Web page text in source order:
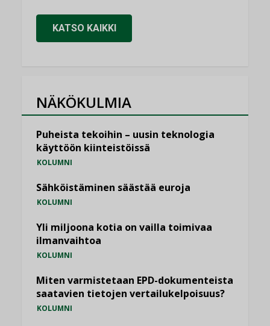
KATSO KAIKKI
NÄKÖKULMIA
Puheista tekoihin – uusin teknologia
käyttöön kiinteistöissä
KOLUMNI
Sähköistäminen säästää euroja
KOLUMNI
Yli miljoona kotia on vailla toimivaa
ilmanvaihtoa
KOLUMNI
Miten varmistetaan EPD-dokumenteista
saatavien tietojen vertailukelpoisuus?
KOLUMNI